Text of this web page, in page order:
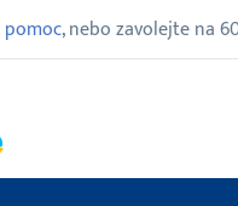
pomoc, nebo zavolejte na